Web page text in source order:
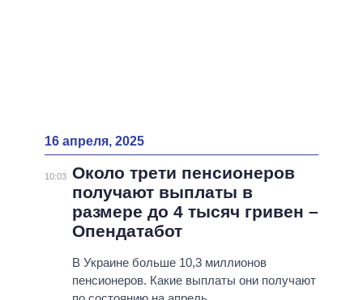
16 апреля, 2025
10:03 Около трети пенсионеров
получают выплаты в
размере до 4 тысяч гривен –
Опендатабот
В Украине больше 10,3 миллионов
пенсионеров. Какие выплаты они получают